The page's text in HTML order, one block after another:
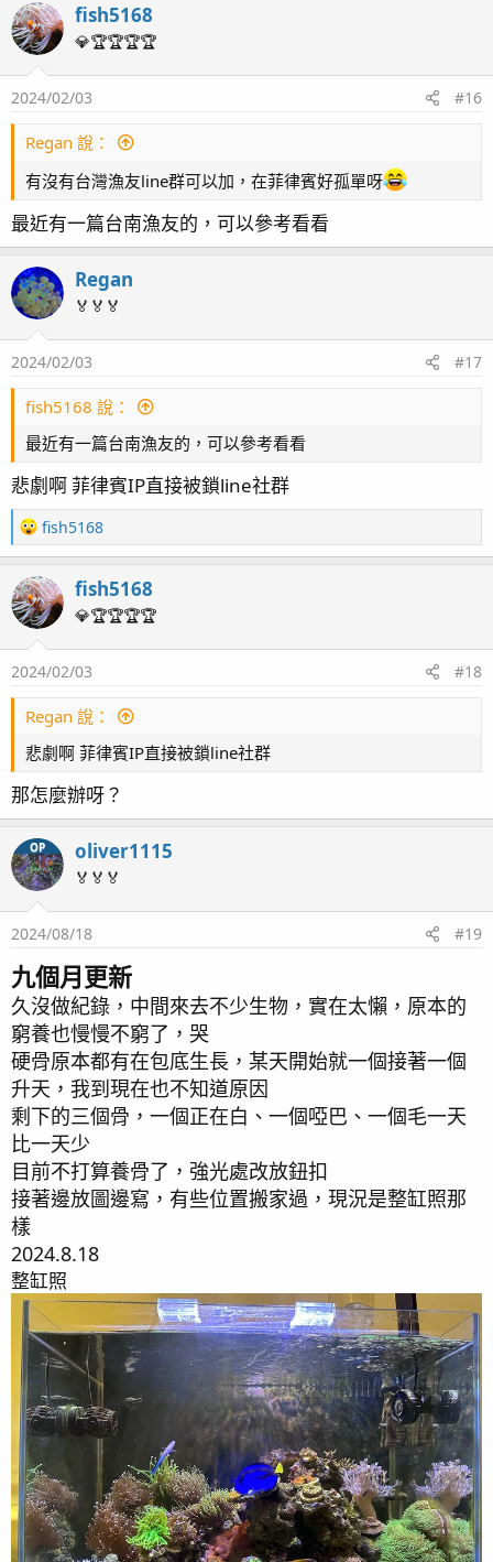
小丑花跳*1 有洞就鑽的傢伙
皇冠青蛙*1 整天啄來啄去，也看不到到底在吃甚麼，
不要餓死就好
白點升天
假綿羊*2
朋友說我買的非常大隻，後來去水族館再看到別隻，
我的確實挺大的...
升天，不知為何我蝦都養不久
薄荷蝦*1 (沒有拍照，只能拿影片截圖)
翻砂海星*1
珊瑚們
紫米粉
藍頭金(沒有很金，口器附近還綠綠的，挺特別)
草皮(特別黏了一個拱門給他爬)
繡球八爪
分切後狀態不好，送給魚友了
鈕扣們 日出櫻花、極度混亂、
原本的孔雀越養越小到失蹤，後來買了新的
金榔頭
雙色榔頭+藍點紅姑
日本紅單胞
雙色鳥巢升天
紫邊綠靈芝 升天
Nana (娜娜跟靈芝有沒有出毛一直不太會看...希望有人能
指點一下)
升天
fish5168
💎🏆🏆🏆🏆
2024/02/03 #16
Regan 說：
有沒有台灣漁友line群可以加，在菲律賓好孤單呀
最近有一篇台南漁友的，可以參考看看
Regan
🏅🏅🏅
2024/02/03 #17
fish5168 說：
最近有一篇台南漁友的，可以參考看看
悲劇啊 菲律賓IP直接被鎖line社群
R
e
c
t
i
o
n
：
fish5168
fish5168
💎🏆🏆🏆🏆
2024/02/03 #18
Regan 說：
悲劇啊 菲律賓IP直接被鎖line社群
那怎麼辦呀？
OP oliver1115
🏅🏅🏅
2024/08/18 #19
九個月更新
久沒做紀錄，中間來去不少生物，實在太懶，原本的
窮養也慢慢不窮了，哭
硬骨原本都有在包底生長，某天開始就一個接著一個
升天，我到現在也不知道原因
剩下的三個骨，一個正在白、一個啞巴、一個毛一天
比一天少
目前不打算養骨了，強光處改放鈕扣
接著邊放圖邊寫，有些位置搬家過，現況是整缸照那
樣
2024.8.18
整缸照